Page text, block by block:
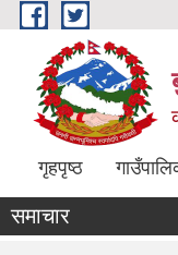
Skip to main content
गृहपृष्ठ
समाचार